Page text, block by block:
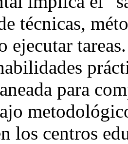
técnicas,
ejecutar
para
los centros